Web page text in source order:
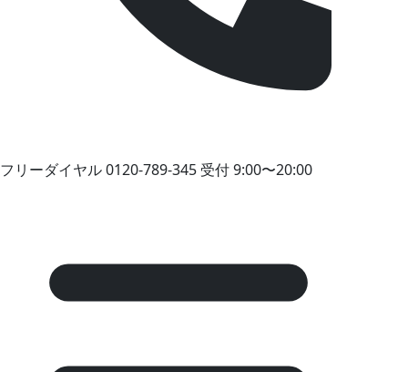
フリーダイヤル0120-789-345 受付 9:00〜20:00